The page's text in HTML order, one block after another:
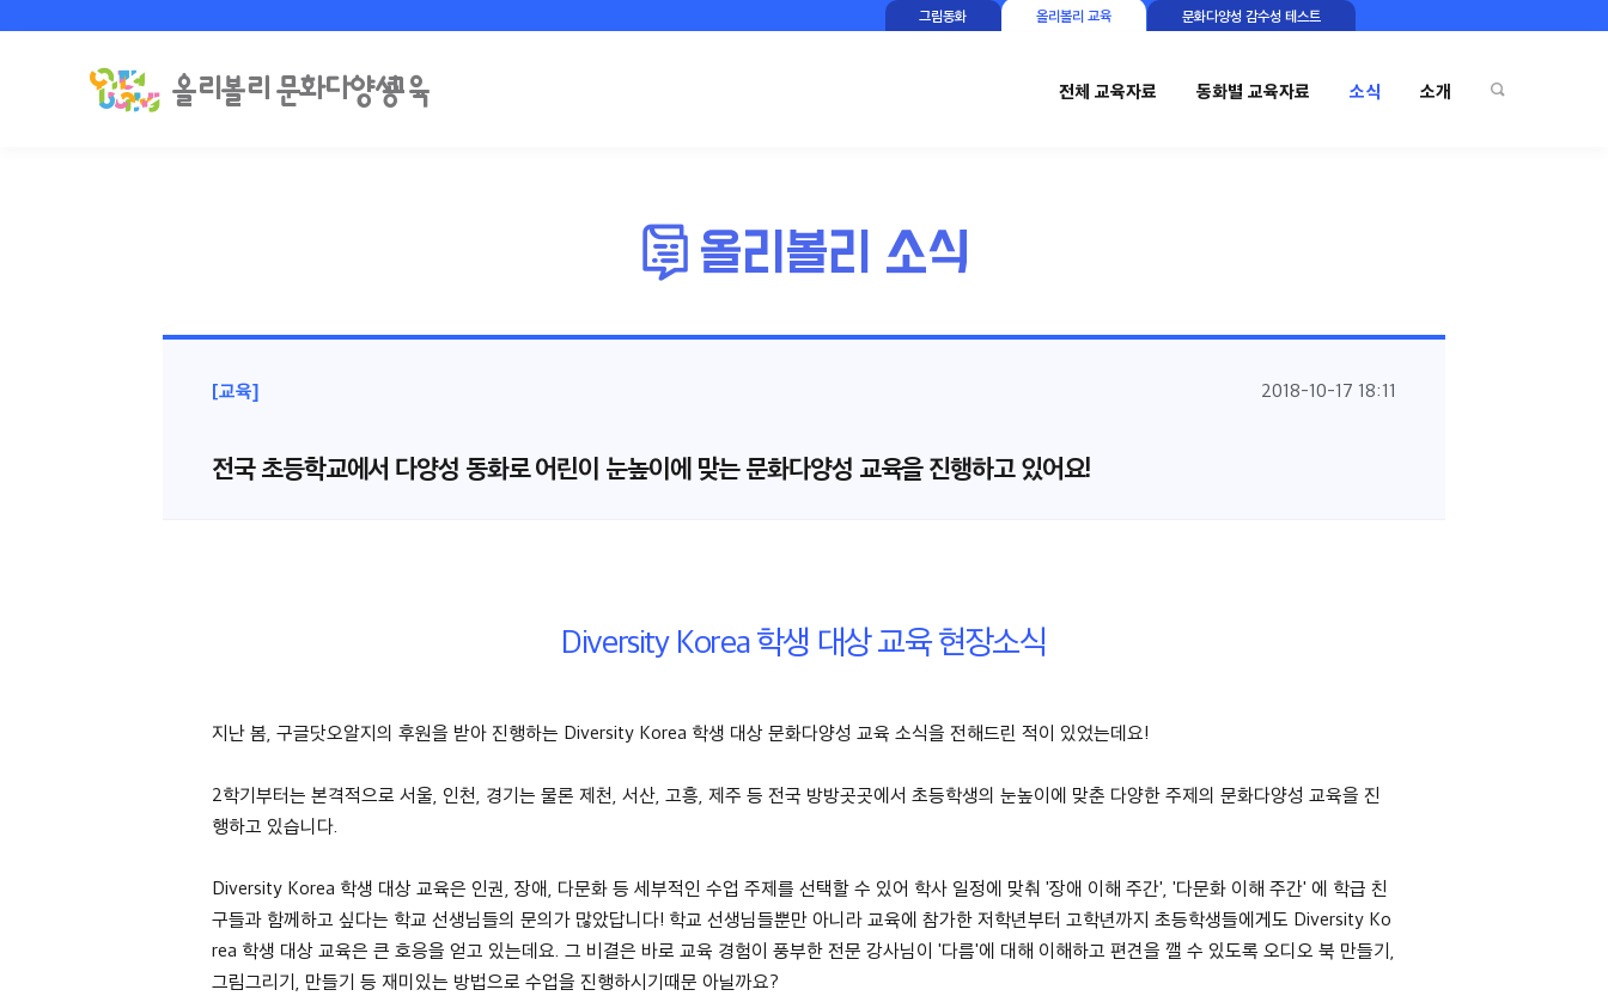
그림동화 올리볼리 교육 문화다양성 감수성 테스트
전체 교육자료 동화별 교육자료 소식 소개
[교육] 2018-10-17 18:11
전국 초등학교에서 다양성 동화로 어린이 눈높이에 맞는 문화다양성 교육을 진행하고 있어요!
Diversity Korea 학생 대상 교육 현장소식
지난 봄, 구글닷오알지의 후원을 받아 진행하는 Diversity Korea 학생 대상 문화다양성 교육 소식을 전해드린 적이 있었는데요!
2학기부터는 본격적으로 서울, 인천, 경기는 물론 제천, 서산, 고흥, 제주 등 전국 방방곳곳에서 초등학생의 눈높이에 맞춘 다양한 주제의 문화다양성 교육을 진
행하고 있습니다.
Diversity Korea 학생 대상 교육은 인권, 장애, 다문화 등 세부적인 수업 주제를 선택할 수 있어 학사 일정에 맞춰 '장애 이해 주간', '다문화 이해 주간' 에 학급 친
구들과 함께하고 싶다는 학교 선생님들의 문의가 많았답니다! 학교 선생님들뿐만 아니라 교육에 참가한 저학년부터 고학년까지 초등학생들에게도 Diversity Ko
rea 학생 대상 교육은 큰 호응을 얻고 있는데요. 그 비결은 바로 교육 경험이 풍부한 전문 강사님이 '다름'에 대해 이해하고 편견을 깰 수 있도록 오디오 북 만들기,
그림그리기, 만들기 등 재미있는 방법으로 수업을 진행하시기때문 아닐까요?